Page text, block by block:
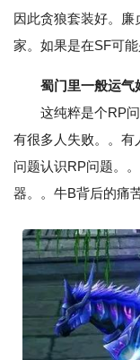
因此贪狼套装好。
家。如果是在SF可
蜀门里一般运气
这纯粹是个RP问
有很多人失败。。有
问题认识RP问题。
器。。牛B背后的痛